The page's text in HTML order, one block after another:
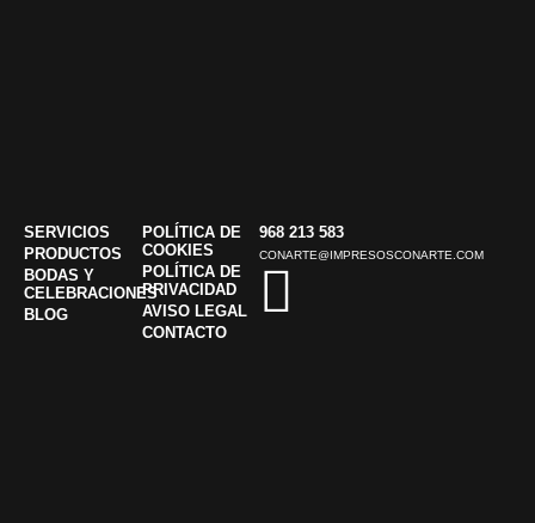
SERVICIOS
PRODUCTOS
BODAS Y
CELEBRACIONES
BLOG
POLÍTICA DE
COOKIES
POLÍTICA DE
PRIVACIDAD
AVISO LEGAL
CONTACTO
968 213 583
CONARTE@IMPRESOSCONARTE.COM